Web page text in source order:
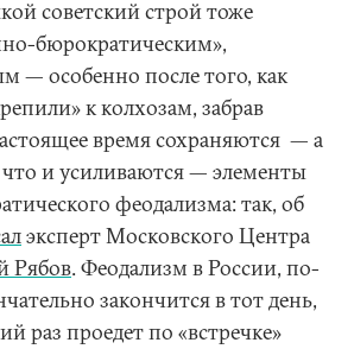
советский строй тоже
бюрократическим»,
— особенно после того, как
к колхозам, забрав
время сохраняются — а
что и усиливаются — элементы
феодализма: так, об
эксперт Московского Центра
Рябов. Феодализм в России, по-
закончится в тот день,
раз проедет по «встречке»